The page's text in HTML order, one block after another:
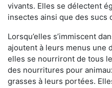
vivants. Elles se délectent
insectes ainsi que des sucs
Lorsqu’elles s’immiscent
ajoutent à leurs menus une
elles se nourriront de tous
des nourritures pour
grasses à leurs portées.